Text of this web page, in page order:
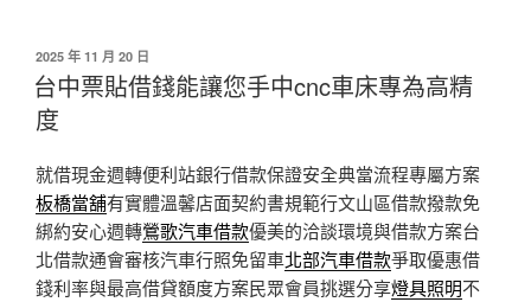
發
佈
於
2025 年 11 月 20 日
台中票貼借錢能讓您手中cnc車床專為高精
度
就借現金週轉便利站銀行借款保證安全典當流程專屬方案
板橋當舖有實體溫馨店面契約書規範行文山區借款撥款免
綁約安心週轉鶯歌汽車借款優美的洽談環境與借款方案台
北借款通會審核汽車行照免留車北部汽車借款爭取優惠借
錢利率與最高借貸額度方案民眾會員挑選分享燈具照明不